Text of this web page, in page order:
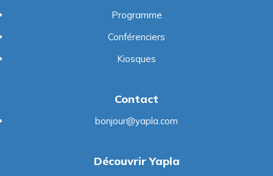
Programme
Conférenciers
Kiosques
Contact
bonjour@yapla.com
Découvrir Yapla